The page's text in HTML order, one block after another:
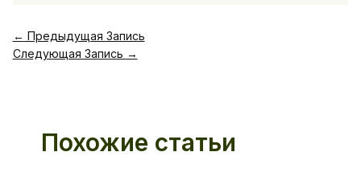
← Предыдущая Запись
Следующая Запись →
Похожие статьи